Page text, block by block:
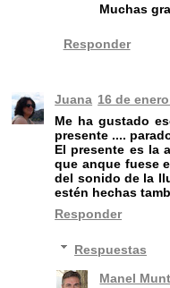
Muchas
Responder
Juana 16 de
Me ha gustado
presente ....
El presente es la
que anque fuese
del sonido de la
estén hechas
Responder
Respuestas
Manel